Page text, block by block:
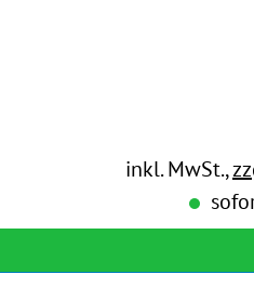
inkl. MwSt.,